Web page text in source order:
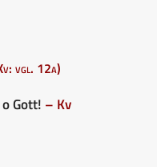
vgl. 12a)
Gott! – Kv